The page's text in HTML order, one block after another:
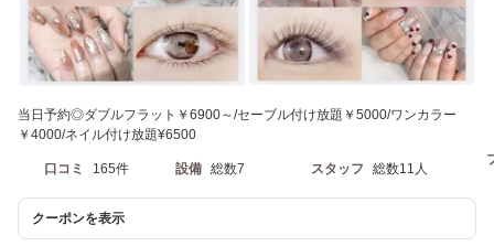
当日予約◎ダブルフラット￥6900～/セーブル付け放題￥5000/ワンカラー
￥4000/ネイル付け放題¥6500
口コミ 165件 設備 総数7 スタッフ 総数11人
クーポンを表示